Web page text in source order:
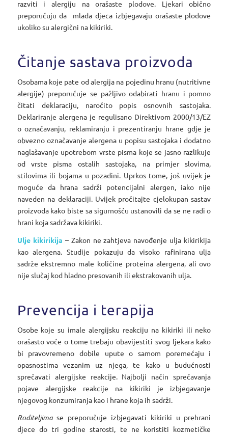
razviti i alergiju na orašaste plodove. Ljekari obično
preporučuju da mlađa djeca izbjegavaju orašaste plodove
ukoliko su alergični na kikiriki.
Čitanje sastava proizvoda
Osobama koje pate od alergija na pojedinu hranu (nutritivne
alergije) preporučuje se pažljivo odabirati hranu i pomno
čitati deklaraciju, naročito popis osnovnih sastojaka.
Deklariranje alergena je regulisano Direktivom 2000/13/EZ
o označavanju, reklamiranju i prezentiranju hrane gdje je
obvezno označavanje alergena u popisu sastojaka i dodatno
naglašavanje upotrebom vrste pisma koje se jasno razlikuje
od vrste pisma ostalih sastojaka, na primjer slovima,
stilovima ili bojama u pozadini. Uprkos tome, još uvijek je
moguće da hrana sadrži potencijalni alergen, iako nije
naveden na deklaraciji. Uvijek pročitajte cjelokupan sastav
proizvoda kako biste sa sigurnošću ustanovili da se ne radi o
hrani koja sadržava kikiriki.
Ulje kikirikija – Zakon ne zahtjeva navođenje ulja kikirikija
kao alergena. Studije pokazuju da visoko rafinirana ulja
sadrže ekstremno male količine proteina alergena, ali ovo
nije slučaj kod hladno presovanih ili ekstrakovanih ulja.
Prevencija i terapija
Osobe koje su imale alergijsku reakciju na kikiriki ili neko
orašasto voće o tome trebaju obavijestiti svog ljekara kako
bi pravovremeno dobile upute o samom poremećaju i
opasnostima vezanim uz njega, te kako u budućnosti
sprečavati alergijske reakcije. Najbolji način sprečavanja
pojave alergijske reakcije na kikiriki je izbjegavanje
njegovog konzumiranja kao i hrane koja ih sadrži.
Roditeljimase preporučuje izbjegavati kikiriki u prehrani
djece do tri godine starosti, te ne koristiti kozmetičke